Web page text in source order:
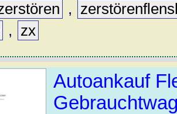
,
, zx
Autoankauf